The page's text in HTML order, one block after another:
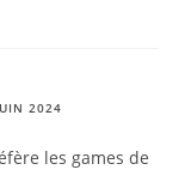
2024
les games de